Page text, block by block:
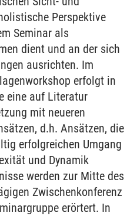
Perspektive
Seminar als
dient und an der sich
ausrichten. Im
erfolgt in
eine auf Literatur
mit neueren
d.h. Ansätzen, die
erfolgreichen Umgang
und Dynamik
werden zur Mitte des
Zwischenkonferenz
erörtert. In